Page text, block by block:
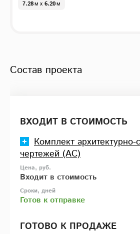
7.28м x 6.20м
Состав проекта
ВХОДИТ В СТОИМОСТЬ
Комплект архитектурно-
чертежей (АС)
Входит в стоимость
Готов к отправке
ГОТОВО К ПРОДАЖЕ